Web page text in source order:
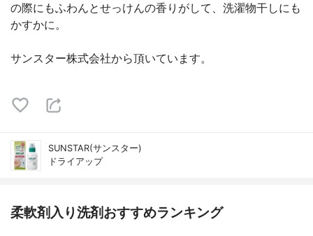
の際にもふわんとせっけんの香りがして、洗濯物干しにも
かすかに。
サンスター株式会社から頂いています。
SUNSTAR(サンスター)
ドライアップ
柔軟剤入り洗剤おすすめランキング